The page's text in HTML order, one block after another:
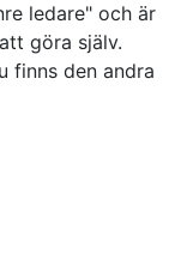
ledare" och är
göra själv.
finns den andra